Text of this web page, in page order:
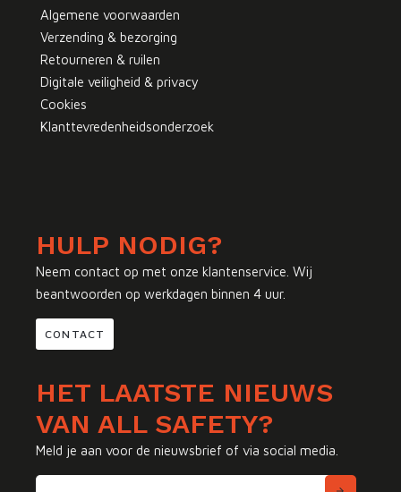
Algemene voorwaarden
Verzending & bezorging
Retourneren & ruilen
Digitale veiligheid & privacy
Cookies
Klanttevredenheidsonderzoek
HULP NODIG?
Neem contact op met onze klantenservice. Wij
beantwoorden op werkdagen binnen 4 uur.
CONTACT
HET LAATSTE NIEUWS
VAN ALL SAFETY?
Meld je aan voor de nieuwsbrief of via social media.